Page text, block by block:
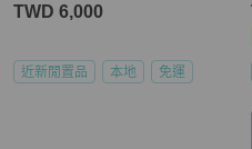
TWD 6,000
近新閒置品 本地 免運